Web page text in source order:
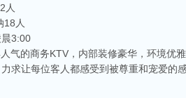
人
人
3:00
气的商务KTV，内部装修豪华，环境优
求让每位客人都感受到被尊重和宠爱